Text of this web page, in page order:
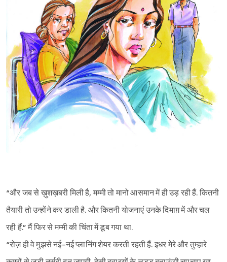
“और जब से ख़ुशख़बरी मिली है, मम्मी तो मानो आसमान में ही उड़ रही हैं. कितनी
तैयारी तो उन्होंने कर डाली है. और कितनी योजनाएं उनके दिमाग़ में और चल
रही हैं.” मैं फिर से मम्मी की चिंता में डूब गया था.
“रोज़ ही वे मुझसे नई-नई प्लानिंग शेयर करती रहती हैं. इधर मेरे और तुम्हारे